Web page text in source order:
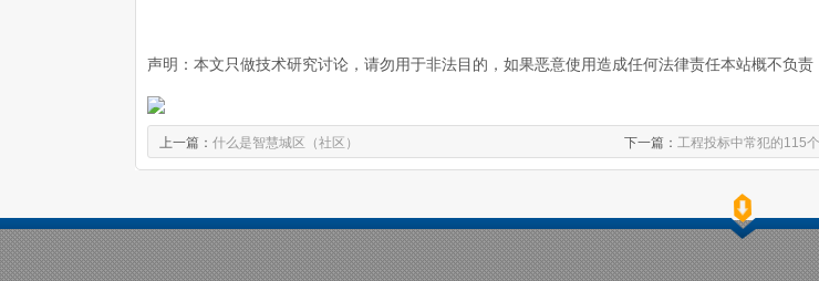
声明：本文只做技术研究讨论，请勿用于非法目的，如果恶意使用造成任何法律责任本站概不负责
上一篇： 什么是智慧城区（社区） 下一篇： 工程投标中常犯的115